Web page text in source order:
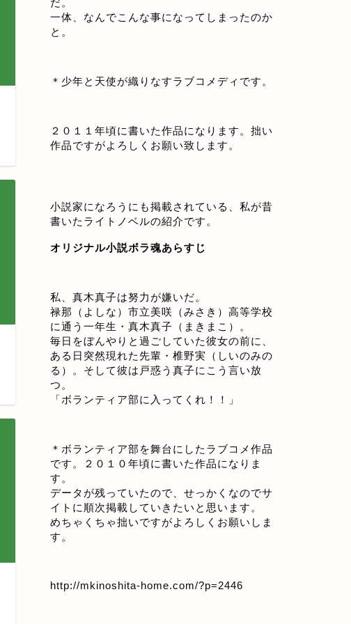
だ。
一体、なんでこんな事になってしまったのか
と。
＊少年と天使が織りなすラブコメディです。
２０１１年頃に書いた作品になります。拙い
作品ですがよろしくお願い致します。
小説家になろうにも掲載されている、私が昔
書いたライトノベルの紹介です。
オリジナル小説ボラ魂あらすじ
私、真木真子は努力が嫌いだ。
禄那（よしな）市立美咲（みさき）高等学校
に通う一年生・真木真子（まきまこ）。
毎日をぼんやりと過ごしていた彼女の前に、
ある日突然現れた先輩・椎野実（しいのみの
る）。そして彼は戸惑う真子にこう言い放
つ。
「ボランティア部に入ってくれ！！」
＊ボランティア部を舞台にしたラブコメ作品
です。２０１０年頃に書いた作品になりま
す。
データが残っていたので、せっかくなのでサ
イトに順次掲載していきたいと思います。
めちゃくちゃ拙いですがよろしくお願いしま
す。
http://mkinoshita-home.com/?p=2446